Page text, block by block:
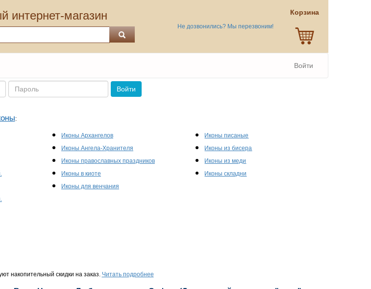
интернет-магазин
Не дозвонились? Мы перезвоним!
Корзина
Войти
Пароль
Войти
:
Иконы Архангелов
Иконы Ангела-Хранителя
Иконы православных праздников
Иконы в киоте
Иконы для венчания
Иконы писаные
Иконы из бисера
Иконы из меди
Иконы складни
накопительный скидки на заказ. Читать подробнее